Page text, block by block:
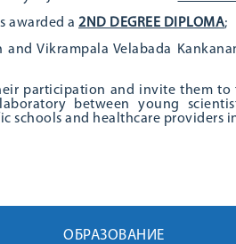
awarded a 2ND DEGREE DIPLOMA;
and Vikrampala Velabada
participation and invite them
between young
schools and healthcare providers
ОБРАЗОВАНИЕ